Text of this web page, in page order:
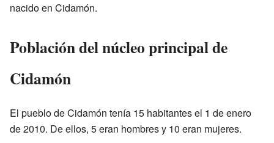
nacido en Cidamón.
Población del núcleo principal de
Cidamón
El pueblo de Cidamón tenía 15 habitantes el 1 de enero
de 2010. De ellos, 5 eran hombres y 10 eran mujeres.